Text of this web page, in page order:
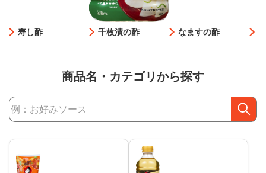
寿し酢 千枚漬の酢 なますの酢
商品名・カテゴリから探す